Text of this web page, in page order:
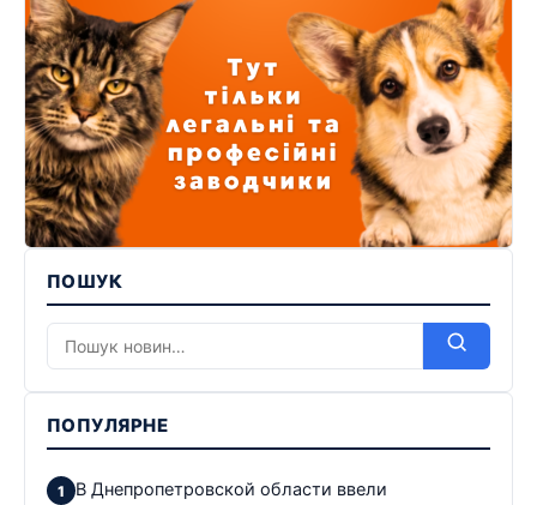
ПОШУК
ПОПУЛЯРНЕ
В Днепропетровской области ввели